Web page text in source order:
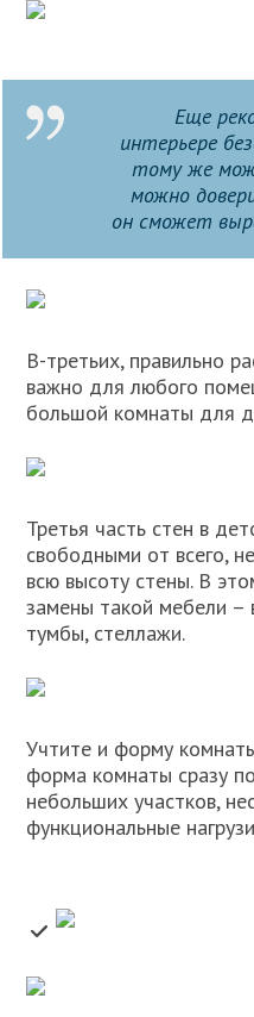
Еще
интерьере
тому же
можно
он сможет
В-третьих, правильно
важно для любого
большой комнаты для
Третья часть стен в
свободными от всего,
всю высоту стены. В
замены такой мебели –
тумбы, стеллажи.
Учтите и форму
форма комнаты сразу
небольших участков,
функциональные